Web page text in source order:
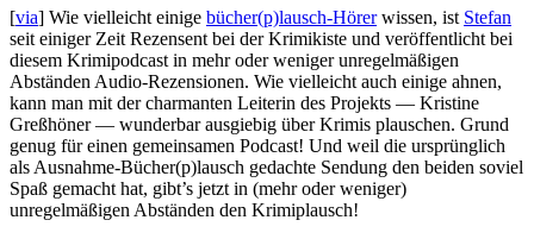
Heimliche
Liebschaften
(Audio)
[via] Wie vielleicht einige bücher(p)lausch-Hörerwissen, ist Stefan
seit einiger Zeit Rezensent bei der Krimikiste und veröffentlicht bei
diesem Krimipodcast in mehr oder weniger unregelmäßigen
Abständen Audio-Rezensionen. Wie vielleicht auch einige ahnen,
kann man mit der charmanten Leiterin des Projekts — Kristine
Greßhöner — wunderbar ausgiebig über Krimis plauschen. Grund
genug für einen gemeinsamen Podcast! Und weil die ursprünglich
als Ausnahme-Bücher(p)lausch gedachte Sendung den beiden soviel
Spaß gemacht hat, gibt’s jetzt in (mehr oder weniger)
unregelmäßigen Abständen den Krimiplausch!